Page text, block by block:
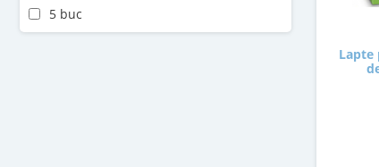
5 buc
Lapte